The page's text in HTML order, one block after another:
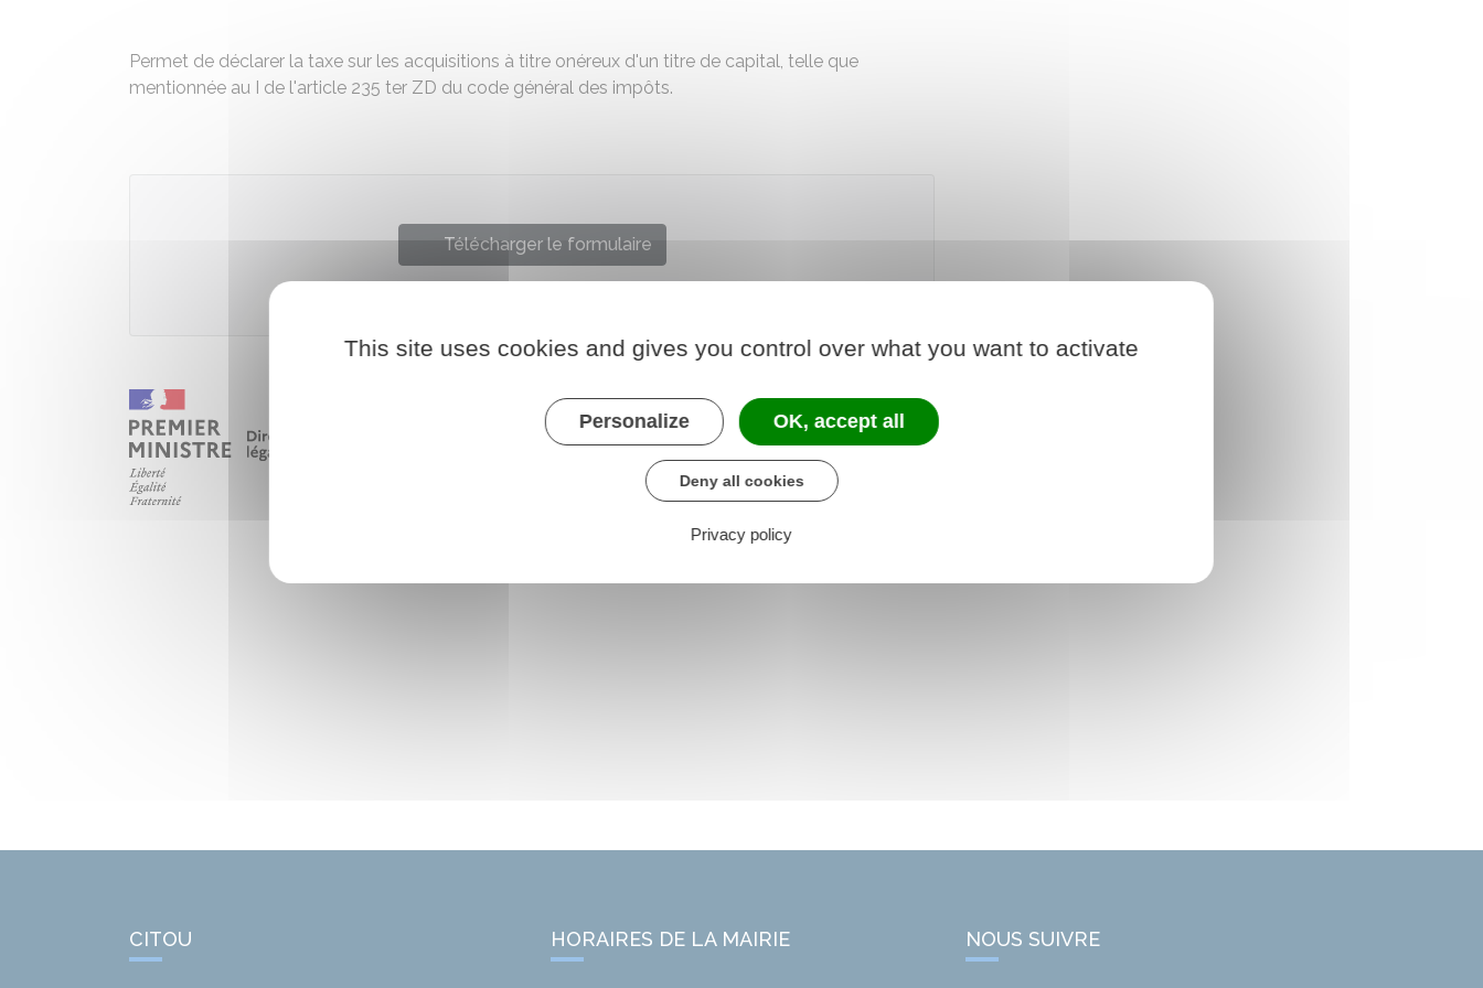
Permet de déclarer la taxe sur les acquisitions à titre onéreux d'un titre de capital, telle que
mentionnée au I de l'article 235 ter ZD du code général des impôts.
Télécharger le formulaire
CITOU HORAIRES DE LA MAIRIE NOUS SUIVRE
This site uses cookies and gives you control over what you want to activate
Personalize OK, accept all
Deny all cookies
Privacy policy